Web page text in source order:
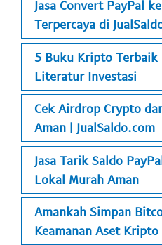
Jasa Convert PayPal
Terpercaya di
5 Buku Kripto Terbaik
Literatur Investasi
Cek Airdrop Crypto
Aman | JualSaldo.com
Jasa Tarik Saldo
Lokal Murah Aman
Amankah Simpan
Keamanan Aset Kripto